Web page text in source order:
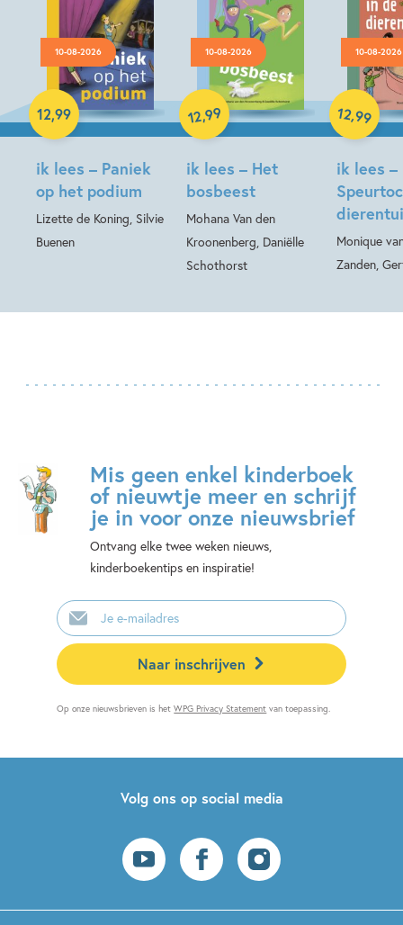
10-08-2026
ik lees – Paniek
op het podium
Lizette de Koning, Silvie
Buenen
12,99
Hardcover
10-08-2026
ik lees – Het
bosbeest
Mohana Van den
Kroonenberg, Daniëlle
Schothorst
12,99
Hardcover
10-08-2026
ik lees –
Monique
Zanden,
12,99
Hardcover
Mis geen enkel kinderboek
of nieuwtje meer en schrijf
je in voor onze nieuwsbrief
Ontvang elke twee weken nieuws,
kinderboekentips en inspiratie!
E-
mailadres
Naar inschrijven
Op onze nieuwsbrieven is hetWPG Privacy Statement van toepassing.
Volg ons op social media